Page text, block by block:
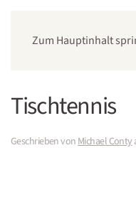
Zum Hauptinhalt
Tischtennis
Geschrieben vonMichael Conty